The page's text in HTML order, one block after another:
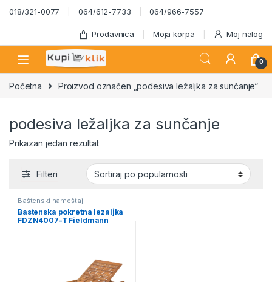
Skip to navigation
Skip to content
018/321-0077 064/612-7733 064/966-7557
Prodavnica Moja korpa Moj nalog
0
Početna Proizvod označen „podesiva ležaljka za sunčanje“
podesiva ležaljka za sunčanje
Prikazan jedan rezultat
Filteri
Baštenski nameštaj
Bastenska pokretna lezaljka
FDZN4007-T Fieldmann